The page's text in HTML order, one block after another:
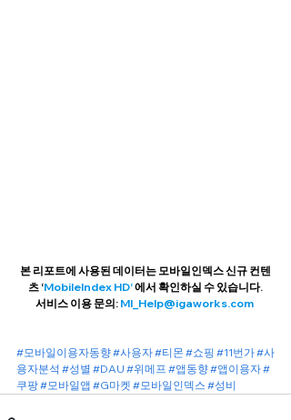
본 리포트에 사용된 데이터는 모바일인덱스 신규 컨텐
츠 ‘MobileIndex HD‘ 에서 확인하실 수 있습니다.
서비스 이용 문의: MI_Help@igaworks.com
#모바일이용자동향#사용자#티몬 #쇼핑 #11번가#사
용자분석 #성별 #DAU #위메프 #앱동향#앱이용자#
쿠팡#모바일앱 #G마켓 #모바일인덱스 #성비